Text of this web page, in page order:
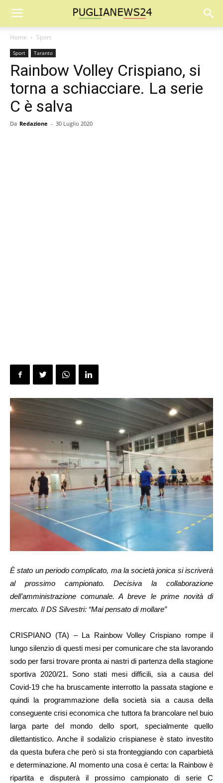
Home Sport
Sport Taranto
Rainbow Volley Crispiano, si
torna a schiacciare. La serie
C è salva
Da Redazione - 30 Luglio 2020
È stato un periodo complicato, ma la società jonica si iscriverà
al prossimo campionato. Decisiva la collaborazione
dell’amministrazione comunale. A breve le prime novità di
mercato. Il DS Silvestri: “Mai pensato di mollare”
CRISPIANO (TA) – La Rainbow Volley Crispiano rompe il
lungo silenzio di questi mesi per comunicare che sta lavorando
sodo per farsi trovare pronta ai nastri di partenza della stagione
sportiva 2020/21. Sono stati mesi difficili, sia a causa del
Covid-19 che ha bruscamente interrotto la passata stagione e
quindi la programmazione della società sia a causa della
conseguente crisi economica che tuttora fa brancolare nel buio
larga parte del mondo dello sport, specialmente quello
dilettantistico. Anche il sodalizio crispianese è stato investito
da questa bufera che però si sta fronteggiando con caparbietà
e determinazione. Al momento una cosa è certa: la Rainbow è
ripartita e disputerà il prossimo campionato di serie C